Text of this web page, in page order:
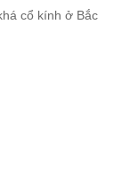
cổ kính ở Bắc